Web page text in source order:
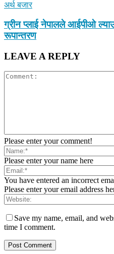
अर्थ बजार
ग्रीन प्लाई नेपालले आईपीओ
रूपान्तरण
LEAVE A REPLY
Please enter your comment!
Please enter your name here
You have entered an incorrect
Please enter your email address
Save my name, email, and
time I comment.